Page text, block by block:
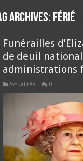
Archives: férié
Funérailles
de deuil
administrations
Actualités 0